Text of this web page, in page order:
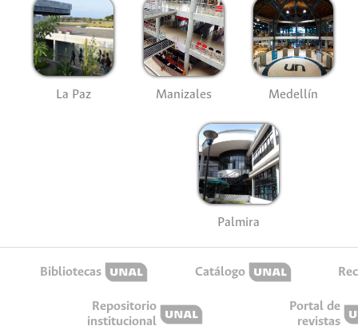
La Paz Manizales Medellín
Palmira
Bibliotecas Catálogo
Repositorio
institucional
Portal de
revistas